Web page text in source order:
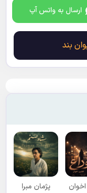
ارسال به واتس آپ
پژمان مبرا